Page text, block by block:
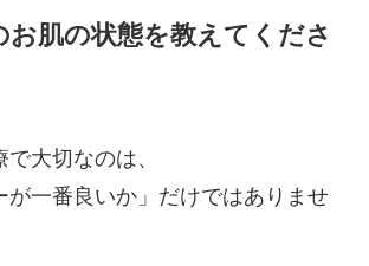
お肌の状態を教えてくださ
大切なのは、
が一番良いか」だけではありませ